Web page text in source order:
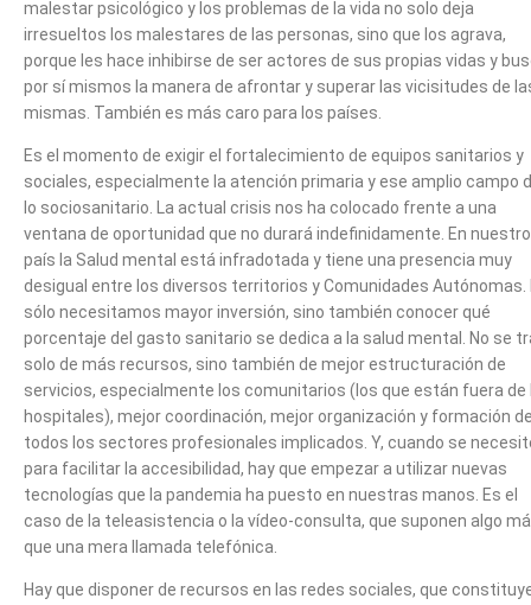
malestar psicológico y los problemas de la vida no solo deja
irresueltos los malestares de las personas, sino que los agrava,
porque les hace inhibirse de ser actores de sus propias vidas y
por sí mismos la manera de afrontar y superar las vicisitudes de
mismas. También es más caro para los países.
Es el momento de exigir el fortalecimiento de equipos sanitarios y
sociales, especialmente la atención primaria y ese amplio campo
lo sociosanitario. La actual crisis nos ha colocado frente a una
ventana de oportunidad que no durará indefinidamente. En nuestro
país la Salud mental está infradotada y tiene una presencia muy
desigual entre los diversos territorios y Comunidades Autónomas.
sólo necesitamos mayor inversión, sino también conocer qué
porcentaje del gasto sanitario se dedica a la salud mental. No se
solo de más recursos, sino también de mejor estructuración de
servicios, especialmente los comunitarios (los que están fuera de
hospitales), mejor coordinación, mejor organización y formación
todos los sectores profesionales implicados. Y, cuando se
para facilitar la accesibilidad, hay que empezar a utilizar nuevas
tecnologías que la pandemia ha puesto en nuestras manos. Es el
caso de la teleasistencia o la vídeo-consulta, que suponen algo
que una mera llamada telefónica.
Hay que disponer de recursos en las redes sociales, que